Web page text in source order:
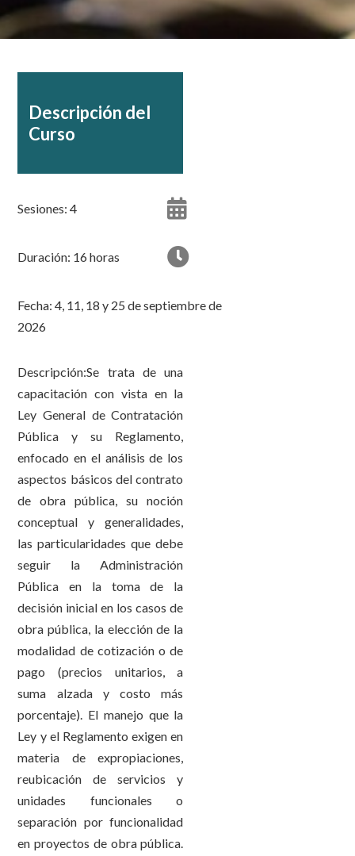
Descripción del
Curso
Sesiones: 4
Duración: 16 horas
Fecha: 4, 11, 18 y 25 de septiembre de
2026
Descripción:Se trata de una
capacitación con vista en la
Ley General de Contratación
Pública y su Reglamento,
enfocado en el análisis de los
aspectos básicos del contrato
de obra pública, su noción
conceptual y generalidades,
las particularidades que debe
seguir la Administración
Pública en la toma de la
decisión inicial en los casos de
obra pública, la elección de la
modalidad de cotización o de
pago (precios unitarios, a
suma alzada y costo más
porcentaje). El manejo que la
Ley y el Reglamento exigen en
materia de expropiaciones,
reubicación de servicios y
unidades funcionales o
separación por funcionalidad
en proyectos de obra pública.